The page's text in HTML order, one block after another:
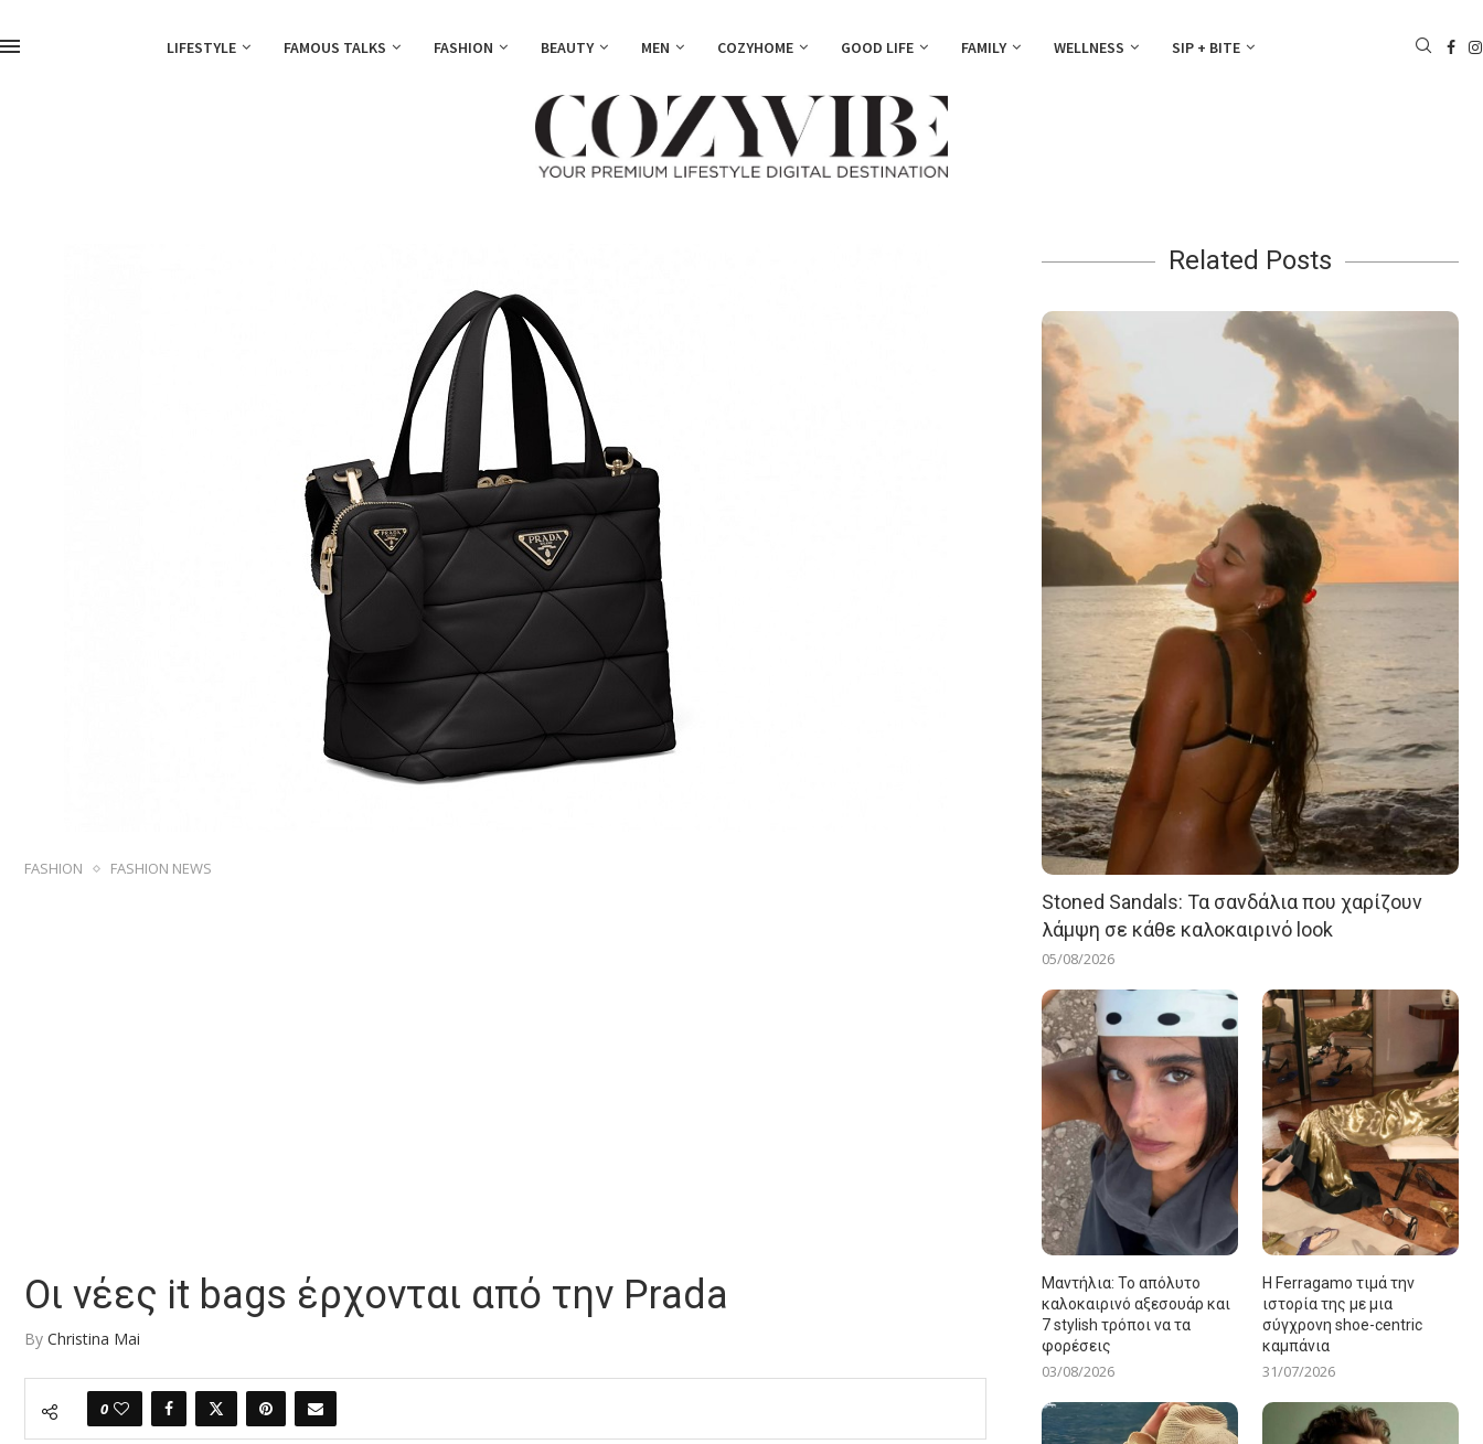
LIFESTYLE FAMOUS TALKS FASHION BEAUTY MEN COZYHOME GOOD LIFE FAMILY WELLNESS SIP + BITE
FASHION FASHION NEWS
Οι νέες it bags έρχονται από την Prada
By Christina Mai
0
Related Posts
Stoned Sandals: Τα σανδάλια που χαρίζουν
λάμψη σε κάθε καλοκαιρινό look
05/08/2026
Μαντήλια: Το απόλυτο
καλοκαιρινό αξεσουάρ και
7 stylish τρόποι να τα
φορέσεις
03/08/2026
Η Ferragamo τιμά την
ιστορία της με μια
σύγχρονη shoe-centric
καμπάνια
31/07/2026